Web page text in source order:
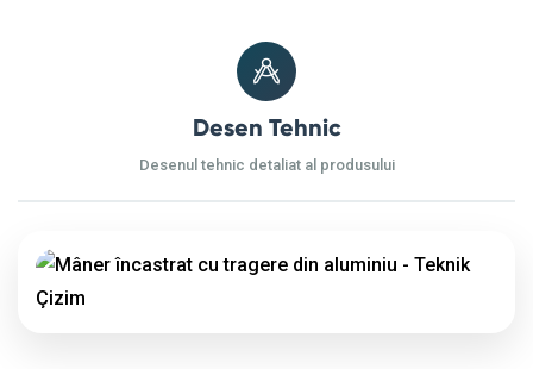
Desen Tehnic
Desenul tehnic detaliat al produsului